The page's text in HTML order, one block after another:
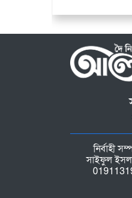
নির্বাহী
সাইফুল